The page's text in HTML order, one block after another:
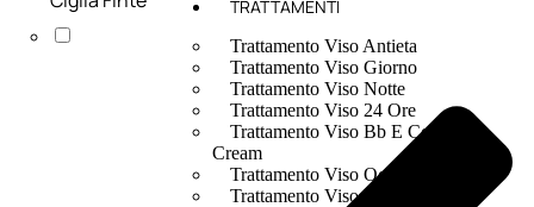
TRATTAMENTI
Trattamento Viso Antieta
Trattamento Viso Giorno
Trattamento Viso Notte
Trattamento Viso 24 Ore
Trattamento Viso Bb E Cc
Cream
Trattamento Viso Occhi
Trattamento Viso Detergenza